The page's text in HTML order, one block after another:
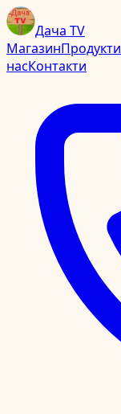
Дача TV
МагазинПродукти
насКонтакти